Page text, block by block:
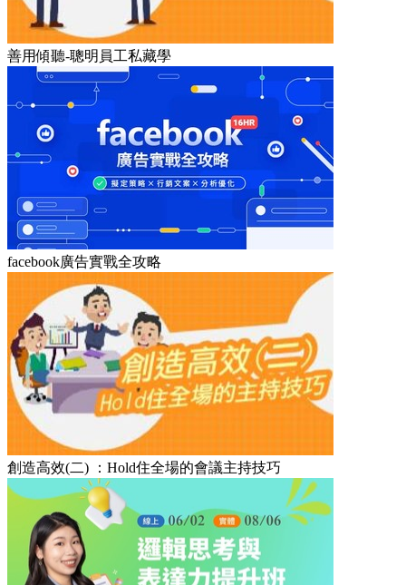
善用傾聽-聰明員工私藏學
facebook廣告實戰全攻略
創造高效(二) ：Hold住全場的會議主持技巧